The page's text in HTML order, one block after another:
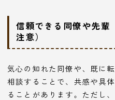
信頼できる同僚や先輩
注意）
気心の知れた同僚や、既に
相談することで、共感や具
ることがあります。ただし